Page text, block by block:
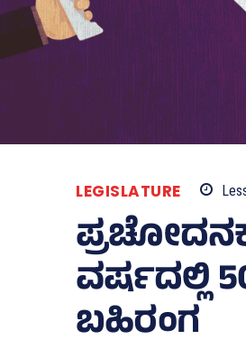
LEGISLATURE
ವರ್ಷದಲ್ಲಿ
ಬಹಿರಂಗ